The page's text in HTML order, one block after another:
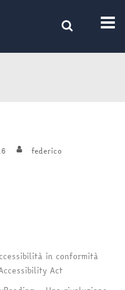
federico
in conformità
Act